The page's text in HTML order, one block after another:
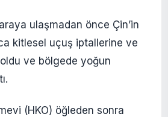
ulaşmadan önce Çin’in
kitlesel uçuş iptallerine ve
ve bölgede yoğun
(HKO) öğleden sonra